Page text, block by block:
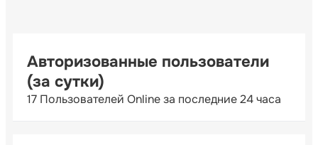
Авторизованные пользователи
(за сутки)
17 Пользователей Online за последние 24 часа